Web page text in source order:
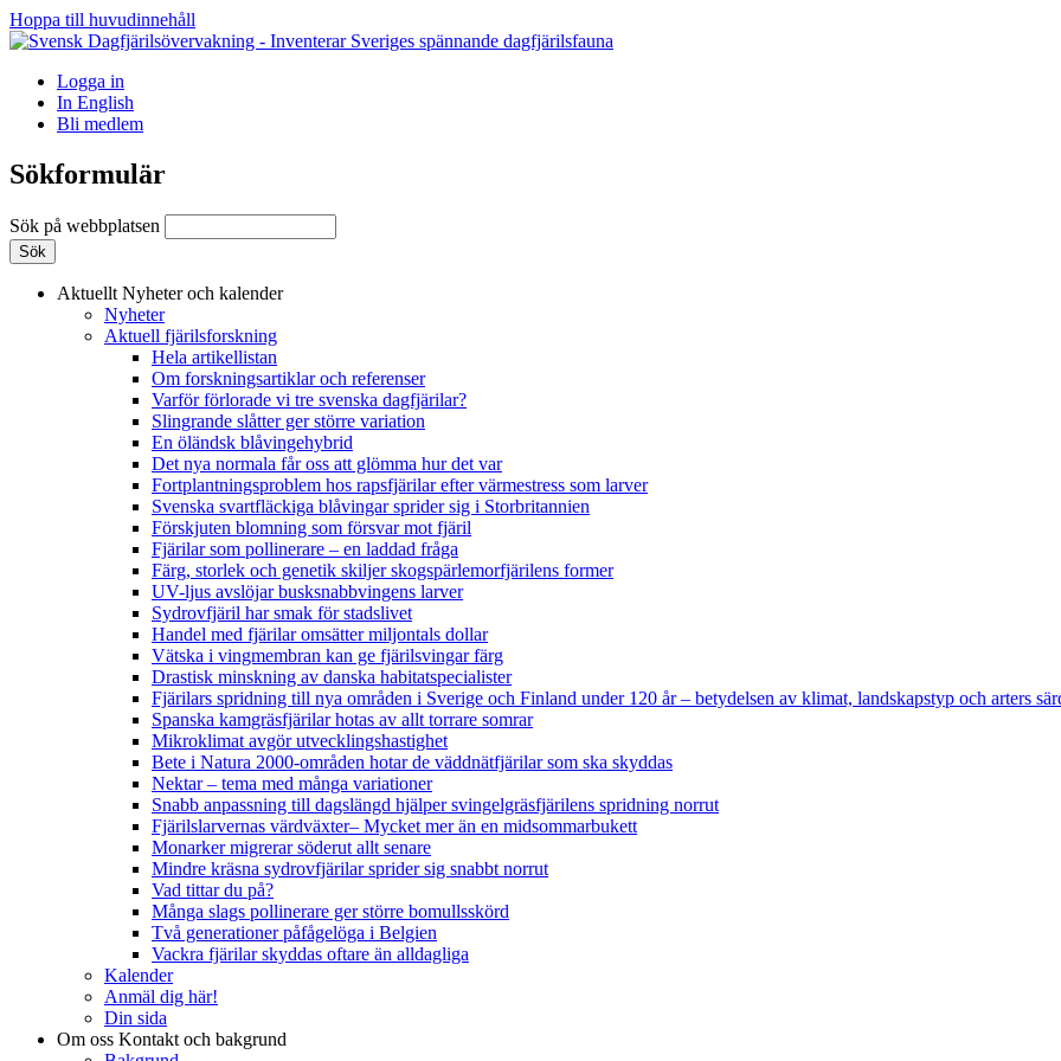
Hoppa till huvudinnehåll
Logga in
In English
Bli medlem
Sökformulär
Sök på webbplatsen
Aktuellt Nyheter och kalender
Nyheter
Aktuell fjärilsforskning
Hela artikellistan
Om forskningsartiklar och referenser
Varför förlorade vi tre svenska dagfjärilar?
Slingrande slåtter ger större variation
En öländsk blåvingehybrid
Det nya normala får oss att glömma hur det var
Fortplantningsproblem hos rapsfjärilar efter värmestress som larver
Svenska svartfläckiga blåvingar sprider sig i Storbritannien
Förskjuten blomning som försvar mot fjäril
Fjärilar som pollinerare – en laddad fråga
Färg, storlek och genetik skiljer skogspärlemorfjärilens former
UV-ljus avslöjar busksnabbvingens larver
Sydrovfjäril har smak för stadslivet
Handel med fjärilar omsätter miljontals dollar
Vätska i vingmembran kan ge fjärilsvingar färg
Drastisk minskning av danska habitatspecialister
Fjärilars spridning till nya områden i Sverige och Finland under 120 år– betydelsen av klimat, landskapstyp och arters
Spanska kamgräsfjärilar hotas av allt torrare somrar
Mikroklimat avgör utvecklingshastighet
Bete i Natura 2000-områden hotar de väddnätfjärilar som ska skyddas
Nektar – tema med många variationer
Snabb anpassning till dagslängd hjälper svingelgräsfjärilens spridning norrut
Fjärilslarvernas värdväxter– Mycket mer än en midsommarbukett
Monarker migrerar söderut allt senare
Mindre kräsna sydrovfjärilar sprider sig snabbt norrut
Vad tittar du på?
Många slags pollinerare ger större bomullsskörd
Två generationer påfågelöga i Belgien
Vackra fjärilar skyddas oftare än alldagliga
Kalender
Anmäl dig här!
Din sida
Om oss Kontakt och bakgrund